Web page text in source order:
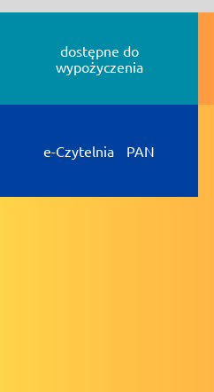
dostępne do
wypożyczenia
e-Czytelnia PAN